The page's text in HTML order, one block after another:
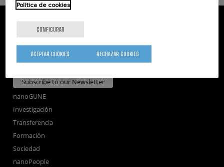
CIC nanoGUNE
Tolosa Hiribidea, 76
E-20018 Donostia / San Sebastian
+34 9... Ver teléfono·nano@nanogune.eu
Subscribe to our Newsletter
nanoGUNE
Investigación
Transferencia
Formación
Sociedad
nanoPeople
Política de cookies
CONFIGURAR
RECHAZAR COOKIES
ACEPTAR COOKIES